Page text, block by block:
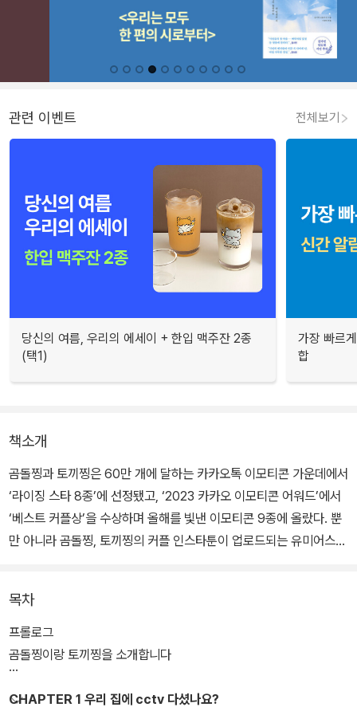
관련 이벤트 전체보기
당신의 여름, 우리의 에세이 + 한입 맥주잔 2종
(택1)
가장 빠르
합
책소개
곰돌찡과 토끼찡은 60만 개에 달하는 카카오톡 이모티콘 가운데에서
‘라이징 스타 8종’에 선정됐고, ‘2023 카카오 이모티콘 어워드’에서
‘베스트 커플상’을 수상하며 올해를 빛낸 이모티콘 9종에 올랐다. 뿐
만 아니라 곰돌찡, 토끼찡의 커플 인스타툰이 업로드되는 유미어스
인기 고공 행진 중인 찡찡커플의 첫 번째 그림 에세이 《말랑말랑, 뱃
살도 귀여워》에는 작가가 엄선한 기존 에피소드를 비롯해 미공개 에
피소드가 추가로 실려 있다. 또한 각 챕터 사이사이에는 심리 테스트,
커플 쿠폰, 밸런스 게임, 다른 그림 찾기 같은 재밋거리가 귀여운 곰돌
목차
프롤로그
곰돌찡이랑 토끼찡을 소개합니다
CHAPTER 1 우리 집에 cctv 다셨나요?